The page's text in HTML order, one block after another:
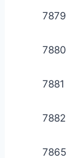
7879
7880
7881
7882
7865